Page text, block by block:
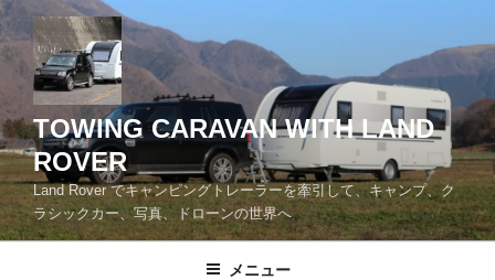
コ
ン
テ
ツ
へ
ス
キ
ッ
TOWING CARAVAN WITH LAND
ROVER
Land Rover でキャンピングトレーラーを牽引して、キャンプ、ク
ラシックカー、写真、ドローンの世界へ
メニュー